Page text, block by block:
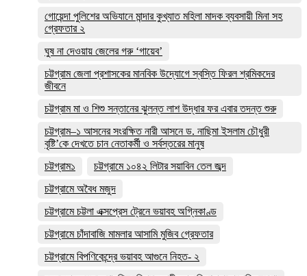
গোয়েন্দা পুলিশের অভিযানে মান্দার কুখ্যাত মহিলা মাদক ব্যবসায়ী মিনা সহ
গ্রেফতার ২
ঘুষ না দেওয়ায় জেলের গরু ‘গায়েব’
চট্টগ্রাম জেলা প্রশাসকের মানবিক উদ্যোগে স্বস্তি ফিরল শ্রমিকদের
জীবনে
চট্টগ্রাম মা ও শিশু সন্তানের ঝুলন্ত লাশ উদ্ধার ফর এবার তদন্ত শুরু
চট্টগ্রাম–১ আসনের সংরক্ষিত নারী আসনে ড. নাছিমা ইসলাম চৌধুরী
বৃষ্টি’কে দেখতে চান নেতাকর্মী ও সর্বস্তরের মানুষ
চট্টগ্রাম১
চট্টগ্রামে ১০৪২ লিটার সয়াবিন তেল জব্দ
চট্টগ্রামে অবৈধ মজুদ
চট্টগ্রামে চট্টলা এক্সপ্রেস ট্রেনে ভয়াবহ অগ্নিকাণ্ড
চট্টগ্রামে চাঁদাবাজি মামলার আসামি মুজিব গ্রেফতার
চট্টগ্রামে বিপণিকেন্দ্রে ভয়াবহ আগুনে নিহত- ২